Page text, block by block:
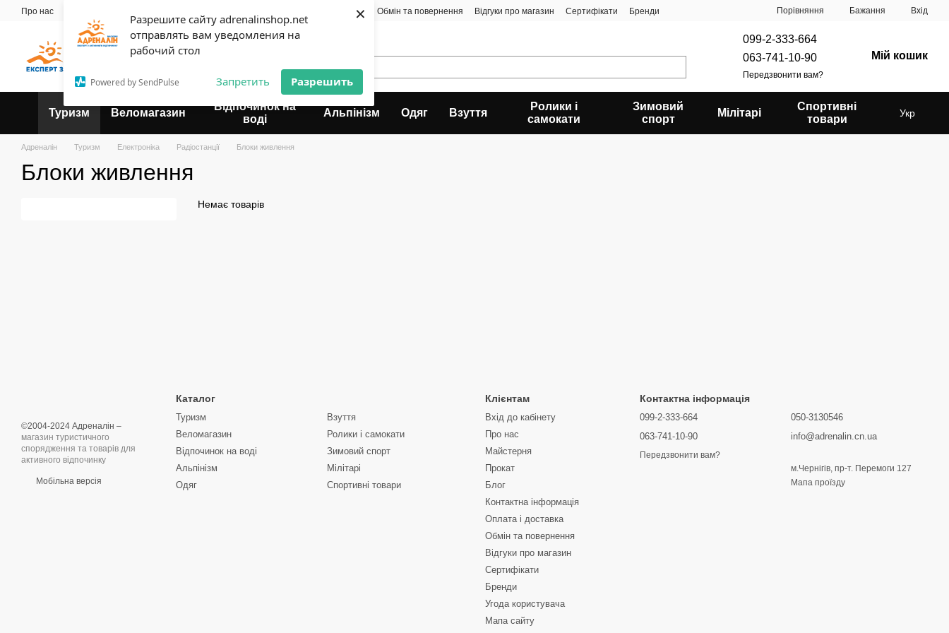
Разрешите сайту adrenalinshop.net
отправлять вам уведомления на
рабочий стол
Powered by SendPulse Запретить Разрешить
×
Перейти до основного контенту
Про нас Оплата і доставка Обмін та повернення Відгуки про магазин Сертифікати
Бренди
Угода користувача
Порівняння Бажання Вхід
Експерт твого відпочинку
099-2-333-664
063-741-10-90
Передзвонити вам?
Мій кошик
Туризм Веломагазин
Відпочинок на
воді
Альпінізм Одяг Взуття
Ролики і
самокати
Зимовий
спорт
Мілітарі
Спортивні
товари
Укр
Адреналін Туризм Електроніка Радіостанції Блоки живлення
Блоки живлення
Немає товарів
©2004-2024 Адреналін –
магазин туристичного
спорядження та товарів для
активного відпочинку
Мобільна версія
Каталог
Туризм
Веломагазин
Відпочинок на воді
Альпінізм
Одяг
Взуття
Ролики і самокати
Зимовий спорт
Мілітарі
Спортивні товари
Клієнтам
Вхід до кабінету
Про нас
Майстерня
Прокат
Блог
Контактна інформація
Оплата і доставка
Обмін та повернення
Відгуки про магазин
Сертифікати
Бренди
Угода користувача
Мапа сайту
Контактна інформація
099-2-333-664
063-741-10-90
Передзвонити вам?
050-3130546
info@adrenalin.cn.ua
м.Чернігів, пр-т. Перемоги 127
Мапа проїзду